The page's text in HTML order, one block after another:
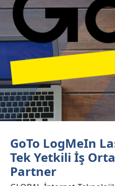
GoTo LogMeIn
Tek Yetkili İş
Partner